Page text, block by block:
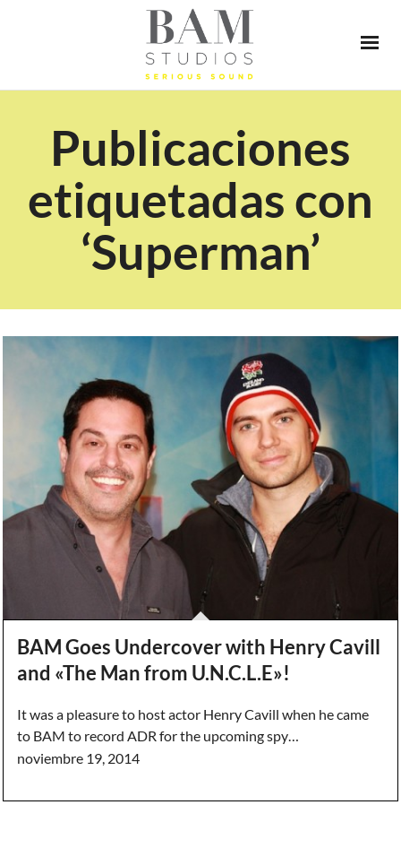
Publicaciones
etiquetadas con
‘Superman’
BAM Goes Undercover with Henry Cavill
and «The Man from U.N.C.L.E»!
It was a pleasure to host actor Henry Cavill when he came
to BAM to record ADR for the upcoming spy…
noviembre 19, 2014